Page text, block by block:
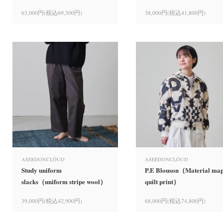
63,000円(税込69,300円) 38,000円(税込41,800円)
ASEEDONCLÖUD
Study uniform
slacks（uniform stripe wool）
39,000円(税込42,900円)
ASEEDONCLÖUD
P.E Blouson（Material
quilt print）
68,000円(税込74,800円)